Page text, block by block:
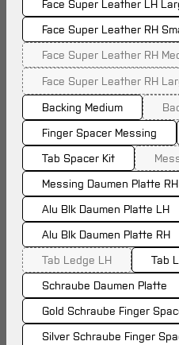
Face Super Leather LH
Face Super Leather RH
Face Super Leather RH
(Diese
Face Super Leather RH
(Diese
Backing Medium
Finger Spacer Messing
Tab Spacer Kit
Messing Daumen Platte RH
Alu Blk Daumen Platte LH
Alu Blk Daumen Platte RH
Tab Ledge LH
(Diese Option ist
Tab
Schraube Daumen Platte
Gold Schraube Finger
Silver Schraube Finger